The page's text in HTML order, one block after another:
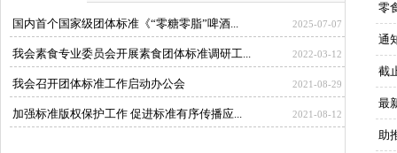
零
通
截
最
助
国内首个国家级团体标准《“零糖零脂”啤酒... 2025-07-07
我会素食专业委员会开展素食团体标准调研工... 2022-03-12
我会召开团体标准工作启动办公会 2021-08-29
加强标准版权保护工作 促进标准有序传播应... 2021-08-12